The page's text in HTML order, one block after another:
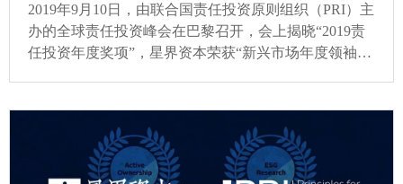
2019年9月10日，由联合国责任投资原则组织（PRI）主
办的全球责任投资峰会在巴黎召开，会上揭晓“2019责
任投资年度奖项”，星界资本荣获“新兴市场年度领袖